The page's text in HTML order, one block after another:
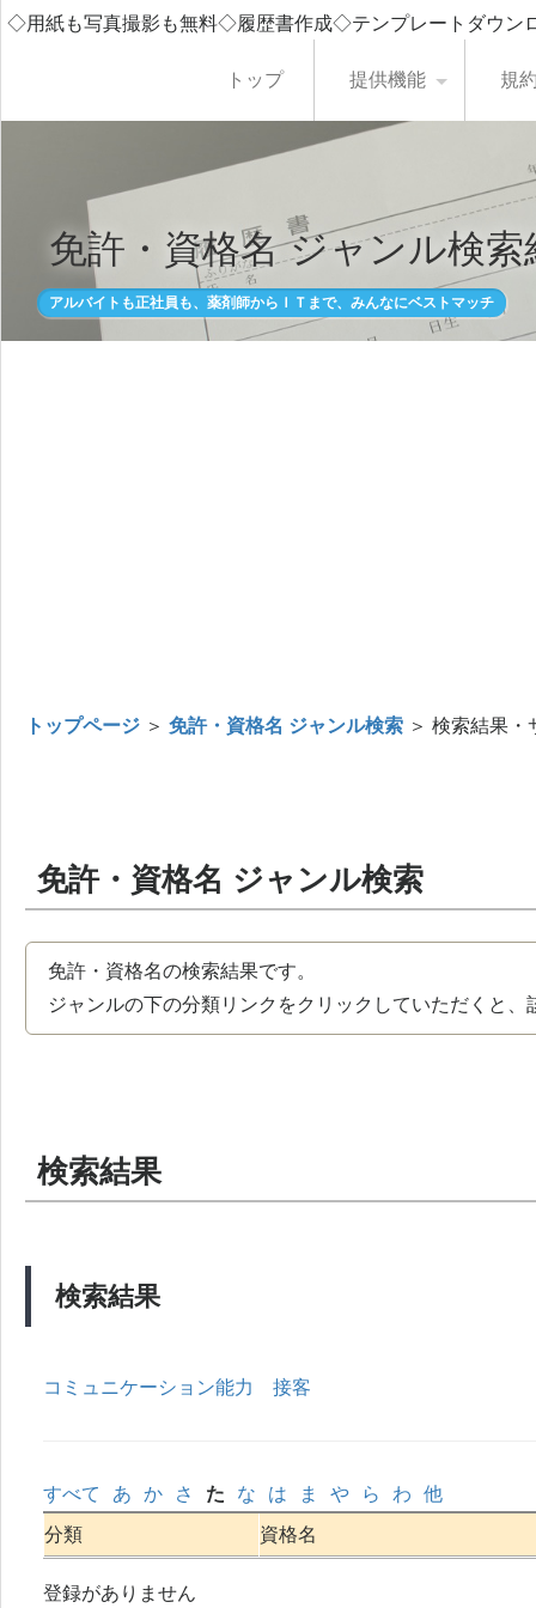
◇用紙も写真撮影も無料◇履歴書作成◇テンプレートダウ
トップ 提供機能 規
免許・資格名 ジャンル検索
アルバイトも正社員も、薬剤師からＩＴまで、みんなにベストマッチ
トップページ ＞ 免許・資格名 ジャンル検索 ＞ 検索結果・
免許・資格名 ジャンル検索
免許・資格名の検索結果です。
ジャンルの下の分類リンクをクリックしていただくと
検索結果
検索結果
コミュニケーション能力 接客
すべて あ か さ た な は ま や ら わ
他
分類
資格名
登録がありません